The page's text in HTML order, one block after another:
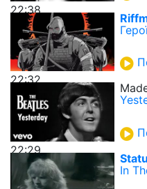
22:38
22:32
22:29
In